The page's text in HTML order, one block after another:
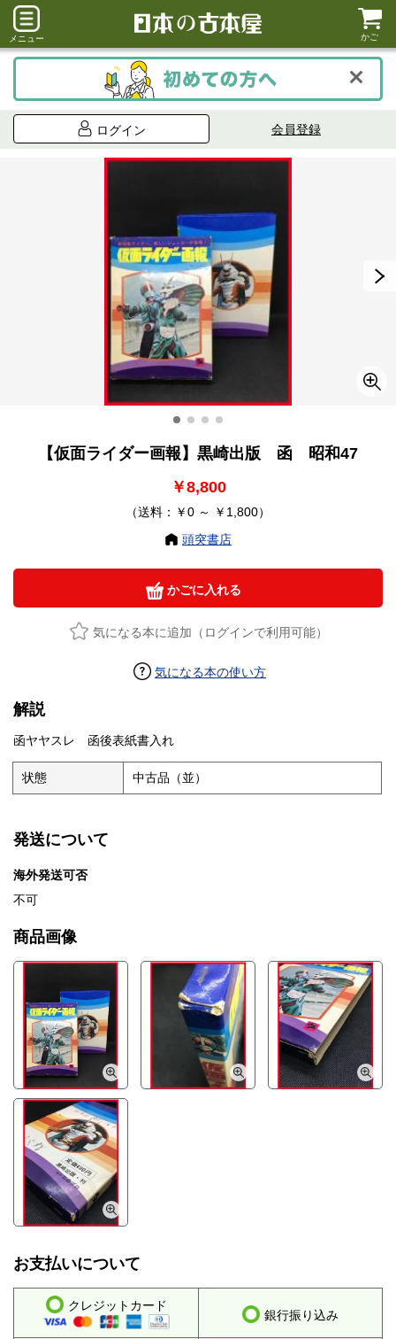
メニュー かご
ログイン 会員登録
【仮面ライダー画報】黒崎出版 函 昭和47
￥8,800
（送料：￥0 ～ ￥1,800）
頭突書店
かごに入れる
気になる本に追加（ログインで利用可能）
気になる本の使い方
解説
函ヤヤスレ 函後表紙書入れ
状態 中古品（並）
発送について
海外発送可否
不可
商品画像
お支払いについて
クレジットカード
銀行振り込み